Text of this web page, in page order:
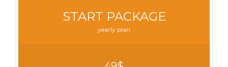
START PACKAGE
yearly plan